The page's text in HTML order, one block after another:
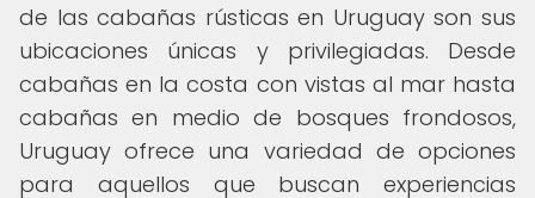
de las cabañas rústicas en Uruguay son sus
ubicaciones únicas y privilegiadas. Desde
cabañas en la costa con vistas al mar hasta
cabañas en medio de bosques frondosos,
Uruguay ofrece una variedad de opciones
para aquellos que buscan experiencias